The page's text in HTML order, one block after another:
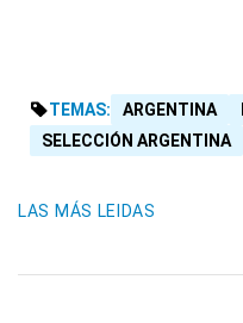
TEMAS: ARGENTINA
SELECCIÓN ARGENTINA
LAS MÁS LEIDAS